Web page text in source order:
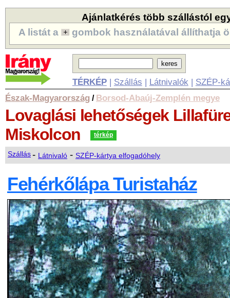
Ajánlatkérés több szállástól
A listát a
gombok használatával állíthatja
TÉRKÉP| Szállás | Látnivalók | SZÉP-
Észak-Magyarország / Borsod-Abaúj-Zemplén megye
Lovaglási lehetőségek
Miskolcon
térkép
Szállás- Látnivaló - SZÉP-kártya elfogadóhely
Fehérkőlápa Turistaház